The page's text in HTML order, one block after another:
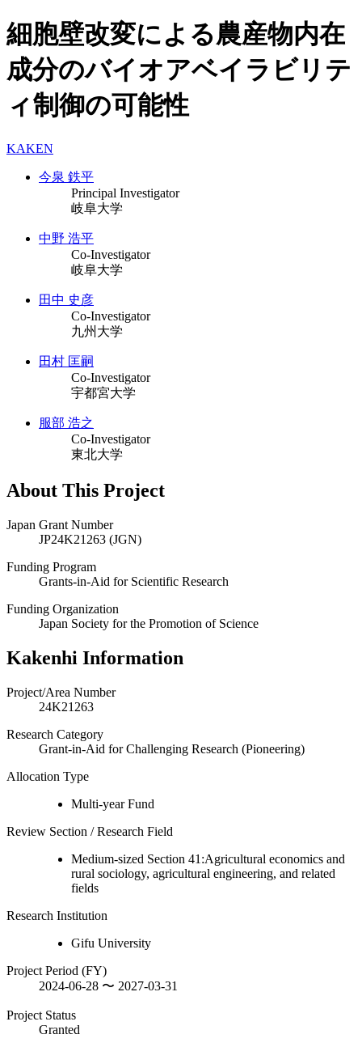
細胞壁改変による農産物内在
成分のバイオアベイラビリテ
ィ制御の可能性
KAKEN
今泉 鉄平
Principal Investigator
岐阜大学
中野 浩平
Co-Investigator
岐阜大学
田中 史彦
Co-Investigator
九州大学
田村 匡嗣
Co-Investigator
宇都宮大学
服部 浩之
Co-Investigator
東北大学
About This Project
Japan Grant Number
JP24K21263 (JGN)
Funding Program
Grants-in-Aid for Scientific Research
Funding Organization
Japan Society for the Promotion of Science
Kakenhi Information
Project/Area Number
24K21263
Research Category
Grant-in-Aid for Challenging Research (Pioneering)
Allocation Type
Multi-year Fund
Review Section / Research Field
Medium-sized Section 41:Agricultural economics and
rural sociology, agricultural engineering, and related
fields
Research Institution
Gifu University
Project Period (FY)
2024-06-28 〜 2027-03-31
Project Status
Granted